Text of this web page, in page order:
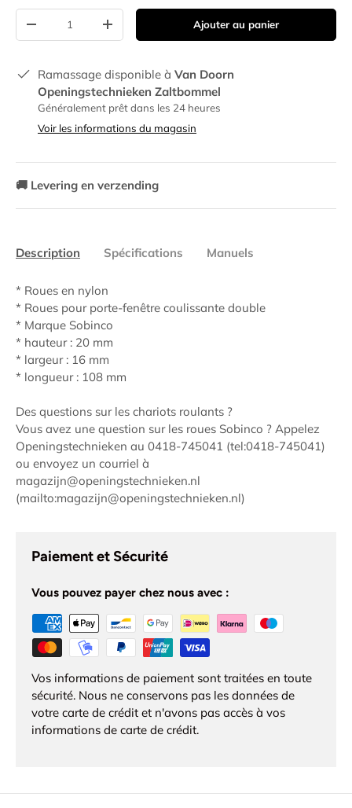
-
+ Ajouter au panier
Ramassage disponible à Van Doorn
Openingstechnieken Zaltbommel
Généralement prêt dans les 24 heures
Voir les informations du magasin
🚚 Levering en verzending
Description Spécifications Manuels
* Roues en nylon
* Roues pour porte-fenêtre coulissante double
* Marque Sobinco
* hauteur : 20 mm
* largeur : 16 mm
* longueur : 108 mm
Des questions sur les chariots roulants ?
Vous avez une question sur les roues Sobinco ? Appelez
Openingstechnieken au 0418-745041 (tel:0418-745041)
ou envoyez un courriel à
magazijn@openingstechnieken.nl
(mailto:magazijn@openingstechnieken.nl)
Paiement et Sécurité
Vous pouvez payer chez nous avec :
Vos informations de paiement sont traitées en toute
sécurité. Nous ne conservons pas les données de
votre carte de crédit et n'avons pas accès à vos
informations de carte de crédit.